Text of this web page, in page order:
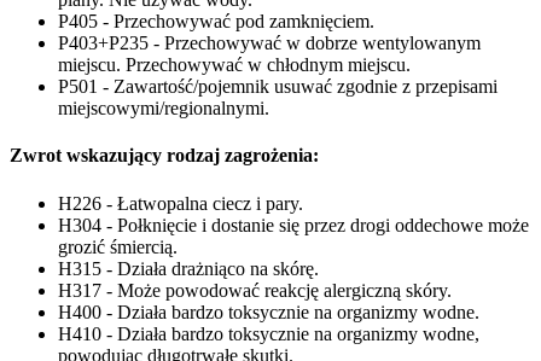
P405 - Przechowywać pod zamknięciem.
P403+P235 - Przechowywać w dobrze wentylowanym
miejscu. Przechowywać w chłodnym miejscu.
P501 - Zawartość/pojemnik usuwać zgodnie z przepisami
miejscowymi/regionalnymi.
Zwrot wskazujący rodzaj zagrożenia:
H226 - Łatwopalna ciecz i pary.
H304 - Połknięcie i dostanie się przez drogi oddechowe może
grozić śmiercią.
H315 - Działa drażniąco na skórę.
H317 - Może powodować reakcję alergiczną skóry.
H400 - Działa bardzo toksycznie na organizmy wodne.
H410 - Działa bardzo toksycznie na organizmy wodne,
powodując długotrwałe skutki.